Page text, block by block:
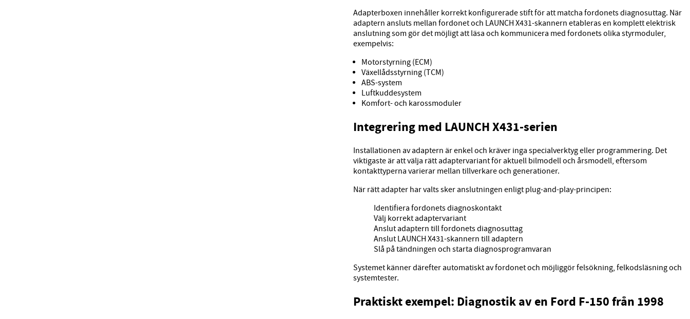
Adapterboxen innehåller korrekt konfigurerade stift för att matcha fordonets diagnosuttag. När
adaptern ansluts mellan fordonet och LAUNCH X431-skannern etableras en komplett elektrisk
anslutning som gör det möjligt att läsa och kommunicera med fordonets olika styrmoduler,
exempelvis:
Motorstyrning (ECM)
Växellådsstyrning (TCM)
ABS-system
Luftkuddesystem
Komfort- och karossmoduler
Integrering med LAUNCH X431-serien
Installationen av adaptern är enkel och kräver inga specialverktyg eller programmering. Det
viktigaste är att välja rätt adaptervariant för aktuell bilmodell och årsmodell, eftersom
kontakttyperna varierar mellan tillverkare och generationer.
När rätt adapter har valts sker anslutningen enligt plug-and-play-principen:
Identifiera fordonets diagnoskontakt
Välj korrekt adaptervariant
Anslut adaptern till fordonets diagnosuttag
Anslut LAUNCH X431-skannern till adaptern
Slå på tändningen och starta diagnosprogramvaran
Systemet känner därefter automatiskt av fordonet och möjliggör felsökning, felkodsläsning och
systemtester.
Praktiskt exempel: Diagnostik av en Ford F-150 från 1998